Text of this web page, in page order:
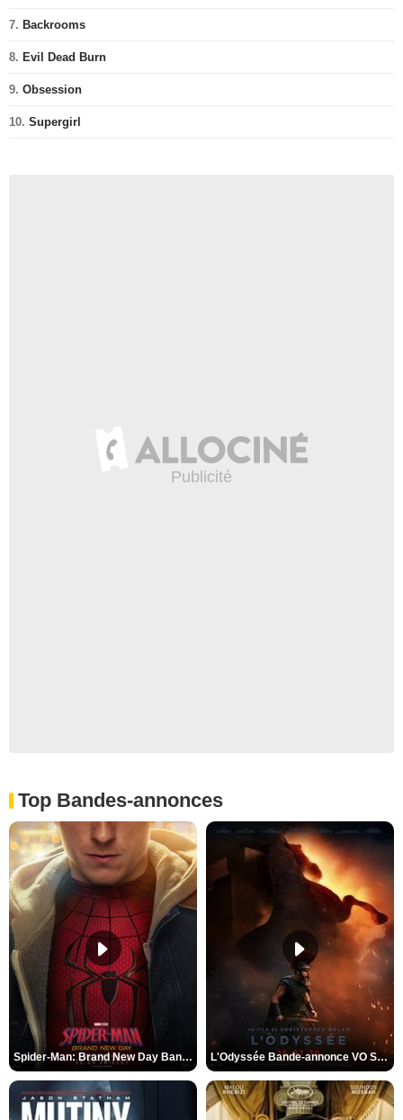
7. Backrooms
8. Evil Dead Burn
9. Obsession
10. Supergirl
Top Bandes-annonces
Spider-Man: Brand New Day Bande-annonce VO STFR L'Odyssée Bande-annonce VO STFR